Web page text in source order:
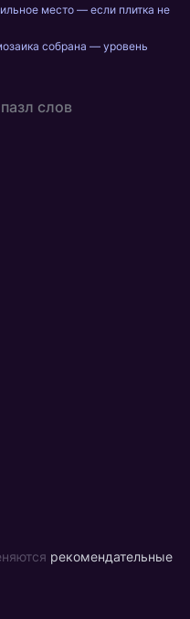
место — если плитка не
собрана — уровень
слов
рекомендательные